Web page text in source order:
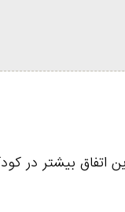
این اتفاق